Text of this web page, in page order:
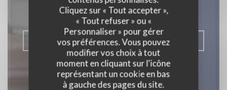
Cliquez sur « Tout accepter »,
« Tout refuser » ou «
Personnaliser » pour gérer
vos préférences. Vous pouvez
modifier vos choix à tout
moment en cliquant sur l'icône
représentant un cookie en bas
à gauche des pages du site.
ESTAMINET |LILLE
RÉSERVER